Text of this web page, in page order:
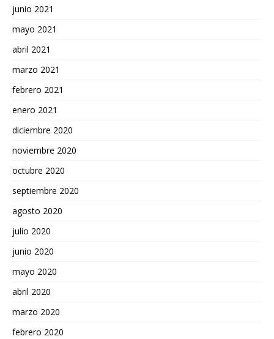
junio 2021
mayo 2021
abril 2021
marzo 2021
febrero 2021
enero 2021
diciembre 2020
noviembre 2020
octubre 2020
septiembre 2020
agosto 2020
julio 2020
junio 2020
mayo 2020
abril 2020
marzo 2020
febrero 2020